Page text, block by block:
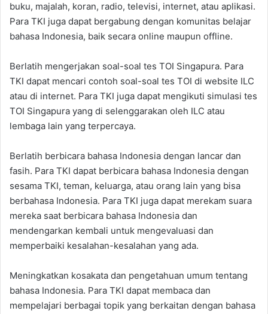
buku, majalah, koran, radio, televisi, internet, atau aplikasi.
Para TKI juga dapat bergabung dengan komunitas belajar
bahasa Indonesia, baik secara online maupun offline.
Berlatih mengerjakan soal-soal tes TOI Singapura. Para
TKI dapat mencari contoh soal-soal tes TOI di website ILC
atau di internet. Para TKI juga dapat mengikuti simulasi tes
TOI Singapura yang di selenggarakan oleh ILC atau
lembaga lain yang terpercaya.
Berlatih berbicara bahasa Indonesia dengan lancar dan
fasih. Para TKI dapat berbicara bahasa Indonesia dengan
sesama TKI, teman, keluarga, atau orang lain yang bisa
berbahasa Indonesia. Para TKI juga dapat merekam suara
mereka saat berbicara bahasa Indonesia dan
mendengarkan kembali untuk mengevaluasi dan
memperbaiki kesalahan-kesalahan yang ada.
Meningkatkan kosakata dan pengetahuan umum tentang
bahasa Indonesia. Para TKI dapat membaca dan
mempelajari berbagai topik yang berkaitan dengan bahasa